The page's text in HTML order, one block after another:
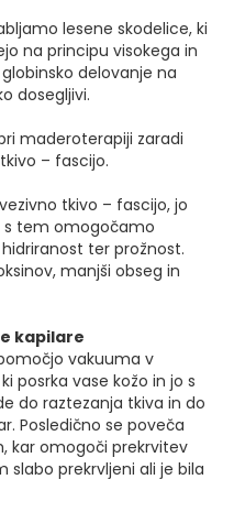
lesene skodelice, ki
na principu visokega in
delovanje na
dosegljivi.
maderoterapiji zaradi
– fascijo.
tkivo – fascijo, jo
s tem omogočamo
ter prožnost.
manjši obseg in
kapilare
vakuuma v
posrka vase kožo in jo s
do raztezanja tkiva in do
Posledično se poveča
kar omogoči prekrvitev
slabo prekrvljeni ali je bila